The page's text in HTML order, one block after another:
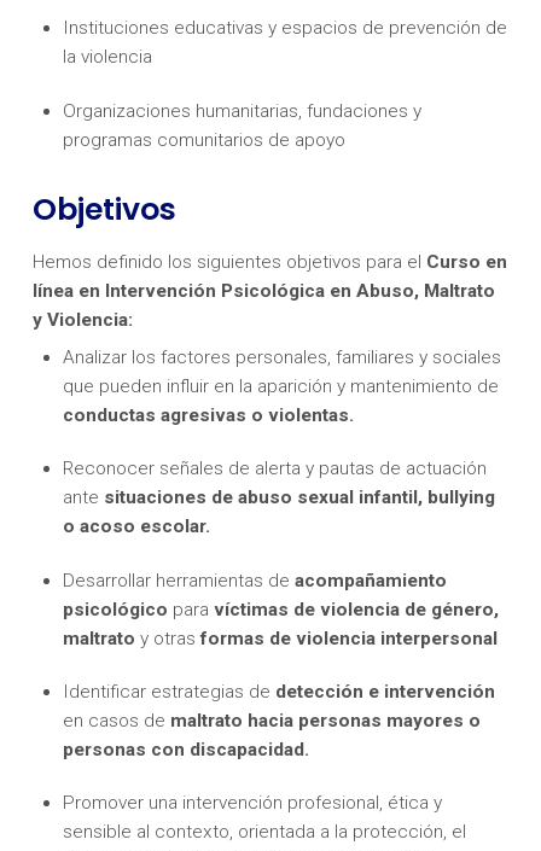
Instituciones educativas y espacios de prevención de
la violencia
Organizaciones humanitarias, fundaciones y
programas comunitarios de apoyo
Objetivos
Hemos definido los siguientes objetivos para el Curso en
línea en Intervención Psicológica en Abuso, Maltrato
y Violencia:
Analizar los factores personales, familiares y sociales
que pueden influir en la aparición y mantenimiento de
conductas agresivas o violentas.
Reconocer señales de alerta y pautas de actuación
ante situaciones de abuso sexual infantil, bullying
o acoso escolar.
Desarrollar herramientas deacompañamiento
psicológico para víctimas de violencia de género,
maltrato y otrasformas de violencia interpersonal
Identificar estrategias de detección e intervención
en casos de maltrato hacia personas mayores o
personas con discapacidad.
Promover una intervención profesional, ética y
sensible al contexto, orientada a la protección, el